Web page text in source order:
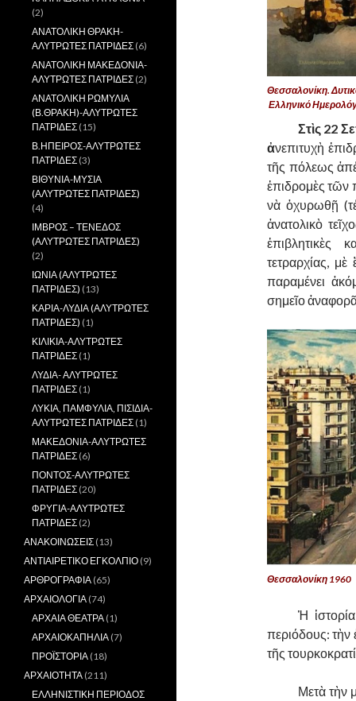
Θεσσαλονίκη.
Ελληνικό
Στὶς 22
ἀνεπιτυχὴ
τῆς πόλεως
ἐπιδρομὲς τῶν
νὰ ὀχυρωθῇ
ἀνατολικὸ
ἐπιβλητικὲς
τετραρχίας,
παραμένει
σημεῖο
Θεσσαλονίκη 1960
Ἡ
περιόδους: τὴν
τῆς
Μετὰ τὴν
(2)
ΑΝΑΤΟΛΙΚΗ ΘΡΑΚΗ-
ΑΛΥΤΡΩΤΕΣ ΠΑΤΡΙΔΕΣ (6)
ΑΝΑΤΟΛΙΚΗ ΜΑΚΕΔΟΝΙΑ-
ΑΛΥΤΡΩΤΕΣ ΠΑΤΡΙΔΕΣ (2)
ΑΝΑΤΟΛΙΚΗ ΡΩΜΥΛΙΑ
(Β.ΘΡΑΚΗ)-ΑΛΥΤΡΩΤΕΣ
ΠΑΤΡΙΔΕΣ (15)
Β.ΗΠΕΙΡΟΣ-ΑΛΥΤΡΩΤΕΣ
ΠΑΤΡΙΔΕΣ (3)
ΒΙΘΥΝΙΑ-ΜΥΣΙΑ
(ΑΛΥΤΡΩΤΕΣ ΠΑΤΡΙΔΕΣ)
(4)
ΙΜΒΡΟΣ – ΤΕΝΕΔΟΣ
(ΑΛΥΤΡΩΤΕΣ ΠΑΤΡΙΔΕΣ)
(2)
ΙΩΝΙΑ (ΑΛΥΤΡΩΤΕΣ
ΠΑΤΡΙΔΕΣ) (13)
ΚΑΡΙΑ-ΛΥΔΙΑ (ΑΛΥΤΡΩΤΕΣ
ΠΑΤΡΙΔΕΣ) (1)
ΚΙΛΙΚΙΑ-ΑΛΥΤΡΩΤΕΣ
ΠΑΤΡΙΔΕΣ (1)
ΛΥΔΙΑ- ΑΛΥΤΡΩΤΕΣ
ΠΑΤΡΙΔΕΣ (1)
ΛΥΚΙΑ, ΠΑΜΦΥΛΙΑ, ΠΙΣΙΔΙΑ-
ΑΛΥΤΡΩΤΕΣ ΠΑΤΡΙΔΕΣ (1)
ΜΑΚΕΔΟΝΙΑ-ΑΛΥΤΡΩΤΕΣ
ΠΑΤΡΙΔΕΣ (6)
ΠΟΝΤΟΣ-ΑΛΥΤΡΩΤΕΣ
ΠΑΤΡΙΔΕΣ (20)
ΦΡΥΓΙΑ-ΑΛΥΤΡΩΤΕΣ
ΠΑΤΡΙΔΕΣ (2)
ΑΝΑΚΟΙΝΩΣΕΙΣ (13)
ΑΝΤΙΑΙΡΕΤΙΚΟ ΕΓΚΟΛΠΙΟ (9)
ΑΡΘΡΟΓΡΑΦΙΑ (65)
ΑΡΧΑΙΟΛΟΓΙΑ (74)
ΑΡΧΑΙΑ ΘΕΑΤΡΑ (1)
ΑΡΧΑΙΟΚΑΠΗΛΙΑ (7)
ΠΡΟΪΣΤΟΡΙΑ (18)
ΑΡΧΑΙΟΤΗΤΑ (211)
ΕΛΛΗΝΙΣΤΙΚΗ ΠΕΡΙΟΔΟΣ